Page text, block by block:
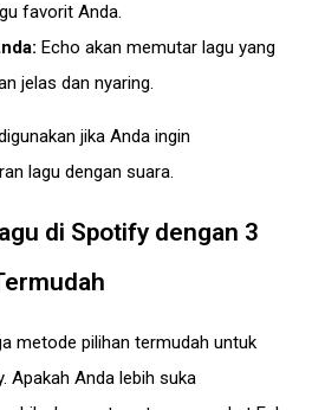
favorit Anda.
Echo akan memutar lagu yang
jelas dan nyaring.
jika Anda ingin
lagu dengan suara.
di Spotify dengan 3
metode pilihan termudah untuk
Apakah Anda lebih suka